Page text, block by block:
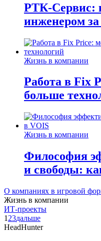
РТК-Сервис:
инженером
Жизнь в компании
Работа в Fix
больше
Жизнь в компании
Философия
и свободы:
О компаниях в игровой
Жизнь в компании
ИТ-проекты
1 23дальше
HeadHunter